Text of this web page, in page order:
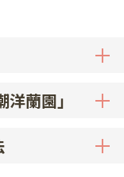
蘭園」